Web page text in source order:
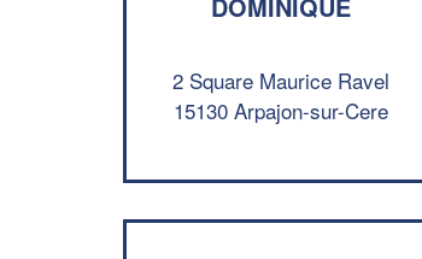
2 Square Maurice Ravel
15130 Arpajon-sur-Cere